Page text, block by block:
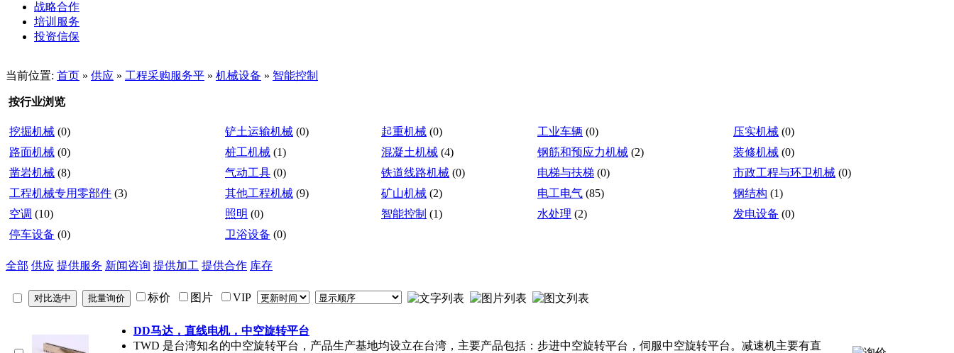
战略合作
培训服务
投资信保
当前位置: 首页 » 供应 » 工程采购服务平 » 机械设备 » 智能控制
按行业浏览
挖掘机械 (0) 铲土运输机械 (0) 起重机械 (0) 工业车辆 (0) 压实机械 (0)
路面机械 (0) 桩工机械 (1) 混凝土机械 (4) 钢筋和预应力机械 (2) 装修机械 (0)
凿岩机械 (8) 气动工具 (0) 铁道线路机械 (0) 电梯与扶梯 (0) 市政工程与环卫机械 (0)
工程机械专用零部件 (3) 其他工程机械 (9) 矿山机械 (2) 电工电气 (85) 钢结构 (1)
空调 (10) 照明 (0) 智能控制 (1) 水处理 (2) 发电设备 (0)
停车设备 (0) 卫浴设备 (0)
全部 供应 提供服务 新闻咨询 提供加工 提供合作 库存
标价 图片 VIP
DD马达，直线电机，中空旋转平台
TWD 是台湾知名的中空旋转平台，产品生产基地均设立在台湾，主要产品包括：步进中空旋转平台，伺服中空旋转平台。减速机主要有直